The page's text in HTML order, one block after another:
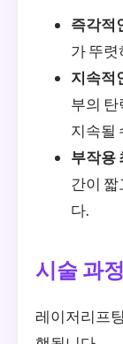
즉각적
가 뚜렷
지속적
부의
지속될
부작용
간이
다.
시술 과정
레이저리프